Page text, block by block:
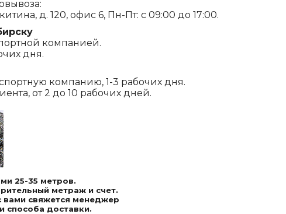
д. 120, офис 6, Пн-Пт: с 09:00 до 17:00.
компанией.
дня.
компанию, 1-3 рабочих дня.
от 2 до 10 рабочих дней.
25-35 метров.
метраж и счет.
вами свяжется менеджер
способа доставки.